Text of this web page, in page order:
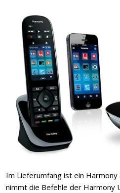
Im Lieferumfang ist ein
nimmt die Befehle der Harmony